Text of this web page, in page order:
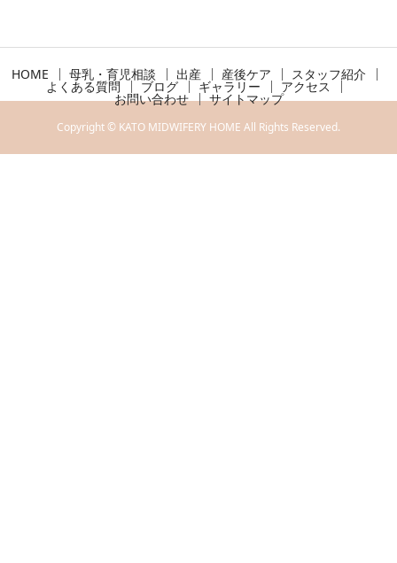
HOME 母乳・育児相談 出産 産後ケア スタッフ紹介
よくある質問 ブログ ギャラリー アクセス
お問い合わせ サイトマップ
Copyright © KATO MIDWIFERY HOME All Rights Reserved.